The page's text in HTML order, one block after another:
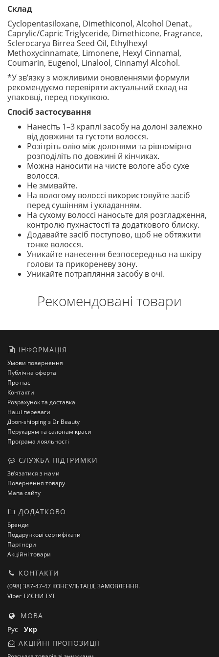
Склад
Cyclopentasiloxane, Dimethiconol, Alcohol Denat.,
Caprylic/Capric Triglyceride, Dimethicone, Fragrance,
Sclerocarya Birrea Seed Oil, Ethylhexyl
Methoxycinnamate, Limonene, Hexyl Cinnamal,
Coumarin, Eugenol, Linalool, Cinnamyl Alcohol.
*У зв’язку з можливими оновленнями формули
рекомендуємо перевіряти актуальний склад на
упаковці, перед покупкою.
Спосіб застосування
Нанесіть 1–3 краплі засобу на долоні залежно
від довжини та густоти волосся.
Розітріть олію між долонями та рівномірно
розподіліть по довжині й кінчиках.
Можна наносити на чисте вологе або сухе
волосся.
Не змивайте.
На вологому волоссі використовуйте засіб
перед сушінням і укладанням.
На сухому волоссі наносьте для розгладження,
контролю пухнастості та додаткового блиску.
Додавайте засіб поступово, щоб не обтяжити
тонке волосся.
Уникайте нанесення безпосередньо на шкіру
голови та прикореневу зону.
Уникайте потрапляння засобу в очі.
Рекомендовані товари
ІНФОРМАЦІЯ
Умови повернення
Публічна оферта
Про нас
Контакти
Розрахунок та доставка
Наші переваги
Дроп-shipping з Dr Beauty
Перукарям та салонам краси
Програма лояльності
СЛУЖБА ПІДТРИМКИ
Зв’язатися з нами
Повернення товару
Мапа сайту
ДОДАТКОВО
Бренди
Подарункові сертифікати
Партнери
Акційні товари
КОНТАКТИ
(098) 387-47-47 КОНСУЛЬТАЦІЇ, ЗАМОВЛЕННЯ.
Viber ТИСНИ ТУТ
МОВА
Рус Укр
АКЦІЙНІ ПРОПОЗИЦІЇ